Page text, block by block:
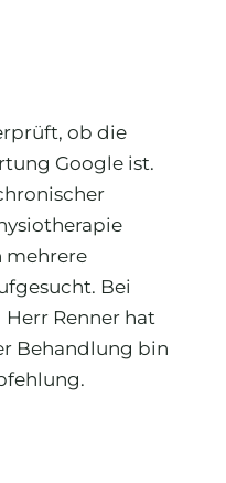
ob die
Google ist.
mehrere
Bei
Renner hat
Behandlung bin